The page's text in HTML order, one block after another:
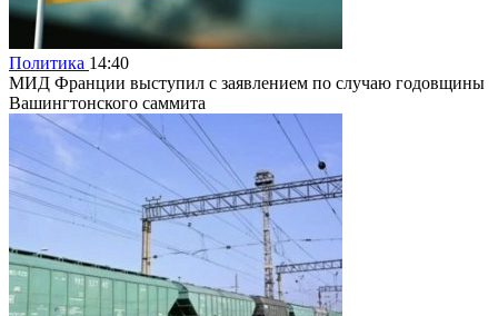
Политика 14:40
МИД Франции выступил с заявлением по случаю годовщины
Вашингтонского саммита